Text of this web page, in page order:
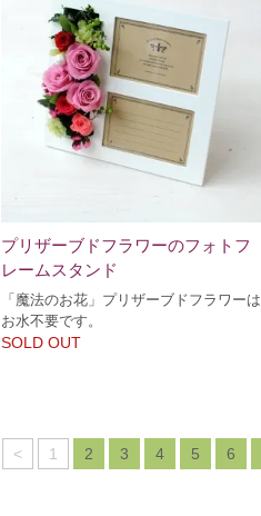
プリザーブドフラワーのフォトフ
レームスタンド
「魔法のお花」プリザーブドフラワーは
お水不要です。
SOLD OUT
< 1 2 3 4 5 6